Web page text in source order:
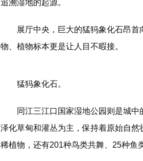
追溯湿地的起源。
展厅中央，巨大的猛犸象化石昂
物、植物标本更是让人目不暇接。
猛犸象化石。
同江三江口国家湿地公园则是城中
泽化草甸和灌丛为主，保持着原始自然
稀植物，还有201种鸟类共舞、25种鱼